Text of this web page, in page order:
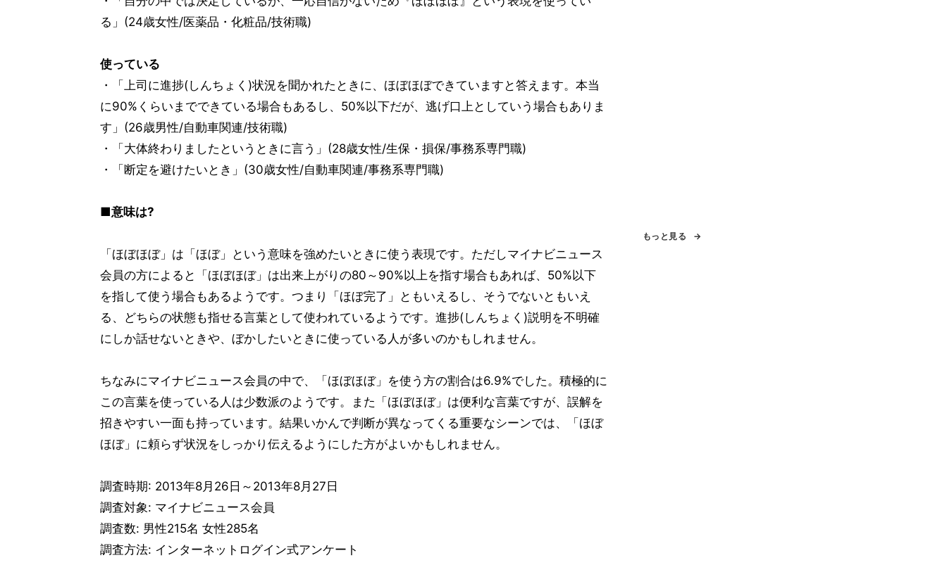
る」(24歳女性/医薬品・化粧品/技術職)
使っている
・「上司に進捗(しんちょく)状況を聞かれたときに、ほぼほぼできていますと答えます。本当
に90%くらいまでできている場合もあるし、50%以下だが、逃げ口上としていう場合もありま
す」(26歳男性/自動車関連/技術職)
・「大体終わりましたというときに言う」(28歳女性/生保・損保/事務系専門職)
・「断定を避けたいとき」(30歳女性/自動車関連/事務系専門職)
■意味は?
「ほぼほぼ」は「ほぼ」という意味を強めたいときに使う表現です。ただしマイナビニュース
会員の方によると「ほぼほぼ」は出来上がりの80～90%以上を指す場合もあれば、50%以下
を指して使う場合もあるようです。つまり「ほぼ完了」ともいえるし、そうでないともいえ
る、どちらの状態も指せる言葉として使われているようです。進捗(しんちょく)説明を不明確
にしか話せないときや、ぼかしたいときに使っている人が多いのかもしれません。
ちなみにマイナビニュース会員の中で、「ほぼほぼ」を使う方の割合は6.9%でした。積極的に
この言葉を使っている人は少数派のようです。また「ほぼほぼ」は便利な言葉ですが、誤解を
招きやすい一面も持っています。結果いかんで判断が異なってくる重要なシーンでは、「ほぼ
ほぼ」に頼らず状況をしっかり伝えるようにした方がよいかもしれません。
調査時期: 2013年8月26日～2013年8月27日
調査対象: マイナビニュース会員
調査数: 男性215名 女性285名
調査方法: インターネットログイン式アンケート
もっと見る